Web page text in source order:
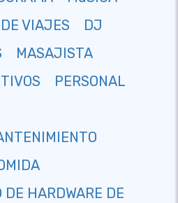
VIAJES
DJ
MASAJISTA
PERSONAL
HARDWARE DE